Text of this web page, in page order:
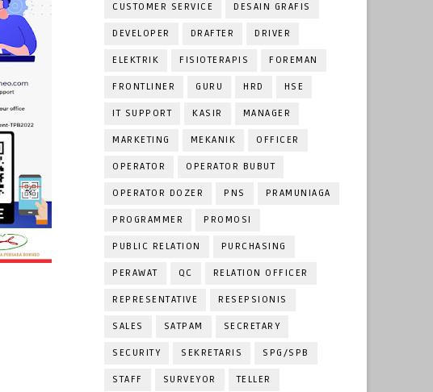
CUSTOMER SERVICE DESAIN GRAFIS
DEVELOPER DRAFTER DRIVER
ELEKTRIK FISIOTERAPIS FOREMAN
FRONTLINER GURU HRD HSE
IT SUPPORT KASIR MANAGER
MARKETING MEKANIK OFFICER
OPERATOR OPERATOR BUBUT
OPERATOR DOZER PNS PRAMUNIAGA
PROGRAMMER PROMOSI
PUBLIC RELATION PURCHASING
PERAWAT QC RELATION OFFICER
REPRESENTATIVE RESEPSIONIS
SALES SATPAM SECRETARY
SECURITY SEKRETARIS SPG/SPB
STAFF SURVEYOR TELLER